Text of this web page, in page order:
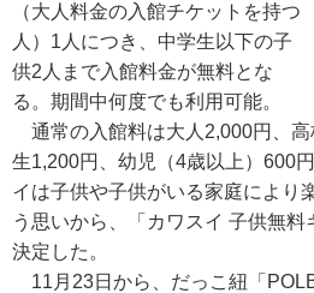
（大人料金の入館チケットを持つ
人）1人につき、中学生以下の子
供2人まで入館料金が無料とな
る。期間中何度でも利用可能。
通常の入館料は大人2,000円、高
生1,200円、幼児（4歳以上）600
イは子供や子供がいる家庭により
う思いから、「カワスイ 子供無
決定した。
11月23日から、だっこ紐「